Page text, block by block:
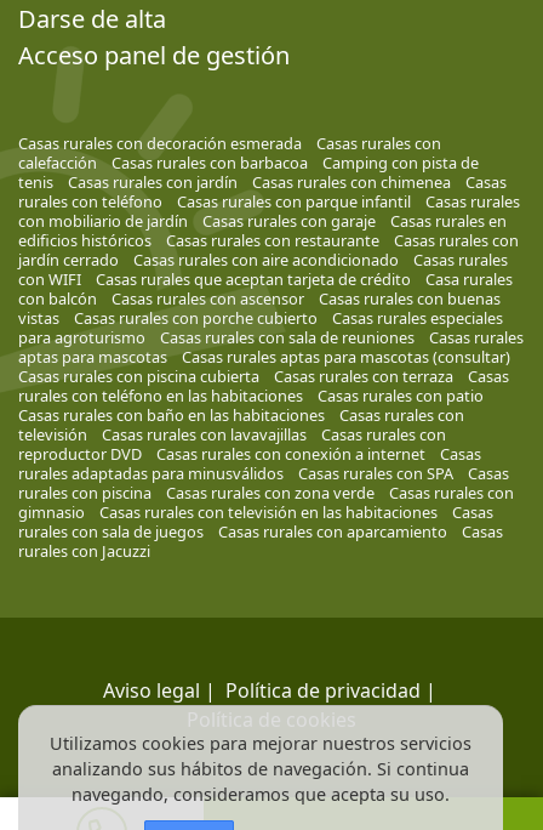
Darse de alta
Acceso panel de gestión
Casas rurales con decoración esmerada
Casas rurales con
calefacción
Casas rurales con barbacoa
Camping con pista de
tenis
Casas rurales con jardín Casas rurales con chimenea
Casas
rurales con teléfono
Casas rurales con parque infantil
Casas rurales
con mobiliario de jardín
Casas rurales con garaje
Casas rurales en
edificios históricos
Casas rurales con restaurante
Casas rurales con
jardín cerrado
Casas rurales con aire acondicionado
Casas rurales
con WIFI
Casas rurales que aceptan tarjeta de crédito
Casa rurales
con balcón
Casas rurales con ascensor
Casas rurales con buenas
vistas
Casas rurales con porche cubierto
Casas rurales especiales
para agroturismo
Casas rurales con sala de reuniones
Casas rurales
aptas para mascotas
Casas rurales aptas para mascotas (consultar)
Casas rurales con piscina cubierta
Casas rurales con terraza
Casas
rurales con teléfono en las habitaciones
Casas rurales con patio
Casas rurales con baño en las habitaciones
Casas rurales con
televisión
Casas rurales con lavavajillas
Casas rurales con
reproductor DVD
Casas rurales con conexión a internet
Casas
rurales adaptadas para minusválidos
Casas rurales con SPA
Casas
rurales con piscina
Casas rurales con zona verde
Casas rurales con
gimnasio
Casas rurales con televisión en las habitaciones
Casas
rurales con sala de juegos
Casas rurales con aparcamiento
Casas
rurales con Jacuzzi
Aviso legal | Política de privacidad |
Política de cookies
Utilizamos cookies para mejorar nuestros servicios
analizando sus hábitos de navegación. Si continua
navegando, consideramos que acepta su uso.